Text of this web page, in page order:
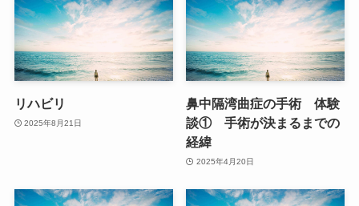
リハビリ
2025年8月21日
鼻中隔湾曲症の手術 体験
談① 手術が決まるまでの
経緯
2025年4月20日